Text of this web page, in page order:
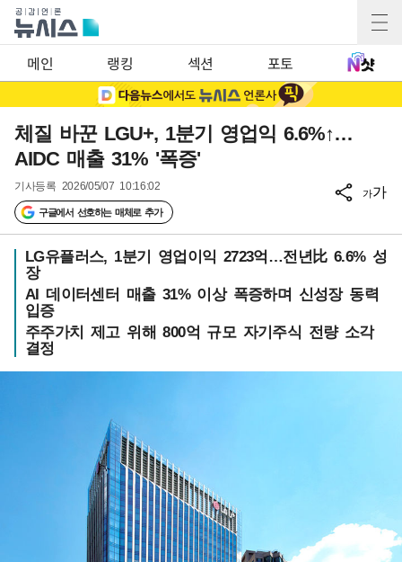
메인 랭킹 섹션 포토
체질 바꾼 LGU+, 1분기 영업익 6.6%↑…
AIDC 매출 31% '폭증'
기사등록 2026/05/07 10:16:02
구글에서 선호하는 매체로 추가
가가
LG유플러스, 1분기 영업이익 2723억…전년比 6.6% 성
장
AI 데이터센터 매출 31% 이상 폭증하며 신성장 동력
입증
주주가치 제고 위해 800억 규모 자기주식 전량 소각
결정